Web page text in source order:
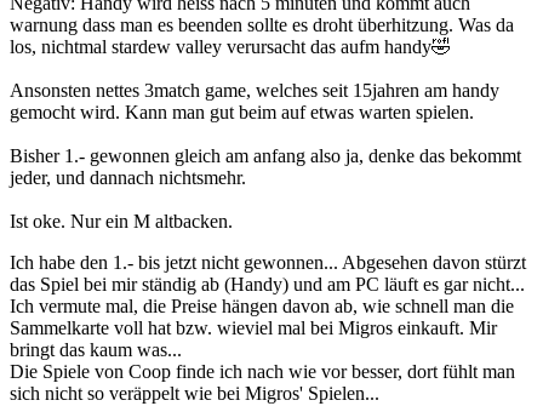
warnung dass man es beenden sollte es droht überhitzung. Was da
los, nichtmal stardew valley verursacht das aufm handy🤣
Ansonsten nettes 3match game, welches seit 15jahren am handy
gemocht wird. Kann man gut beim auf etwas warten spielen.
Bisher 1.- gewonnen gleich am anfang also ja, denke das bekommt
jeder, und dannach nichtsmehr.
Ist oke. Nur ein M altbacken.
Ich habe den 1.- bis jetzt nicht gewonnen... Abgesehen davon stürzt
das Spiel bei mir ständig ab (Handy) und am PC läuft es gar nicht...
Ich vermute mal, die Preise hängen davon ab, wie schnell man die
Sammelkarte voll hat bzw. wieviel mal bei Migros einkauft. Mir
bringt das kaum was...
Die Spiele von Coop finde ich nach wie vor besser, dort fühlt man
sich nicht so veräppelt wie bei Migros' Spielen...